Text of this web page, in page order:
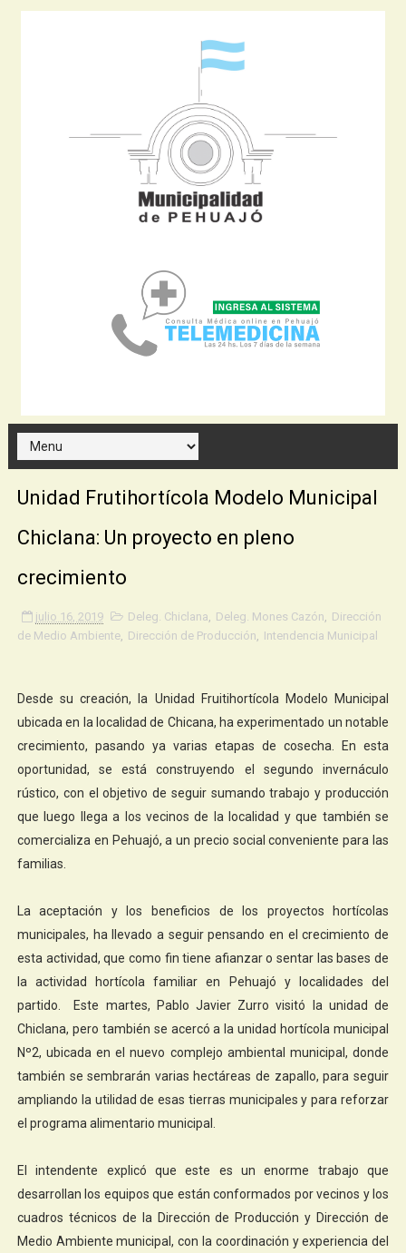
Unidad Frutihortícola Modelo Municipal
Chiclana: Un proyecto en pleno
crecimiento
julio 16, 2019 Deleg. Chiclana Deleg. Mones Cazón
Dirección
de Medio Ambiente, Dirección de Producción Intendencia Municipal
Desde su creación, la Unidad Fruitihortícola Modelo Municipal
ubicada en la localidad de Chicana, ha experimentado un notable
crecimiento, pasando ya varias etapas de cosecha. En esta
oportunidad, se está construyendo el segundo invernáculo
rústico, con el objetivo de seguir sumando trabajo y producción
que luego llega a los vecinos de la localidad y que también se
comercializa en Pehuajó, a un precio social conveniente para las
familias.
La aceptación y los beneficios de los proyectos hortícolas
municipales, ha llevado a seguir pensando en el crecimiento de
esta actividad, que como fin tiene afianzar o sentar las bases de
la actividad hortícola familiar en Pehuajó y localidades del
partido. Este martes, Pablo Javier Zurro visitó la unidad de
Chiclana, pero también se acercó a la unidad hortícola municipal
Nº2, ubicada en el nuevo complejo ambiental municipal, donde
también se sembrarán varias hectáreas de zapallo, para seguir
ampliando la utilidad de esas tierras municipales y para reforzar
el programa alimentario municipal.
El intendente explicó que este es un enorme trabajo que
desarrollan los equipos que están conformados por vecinos y los
cuadros técnicos de la Dirección de Producción y Dirección de
Medio Ambiente municipal, con la coordinación y experiencia del